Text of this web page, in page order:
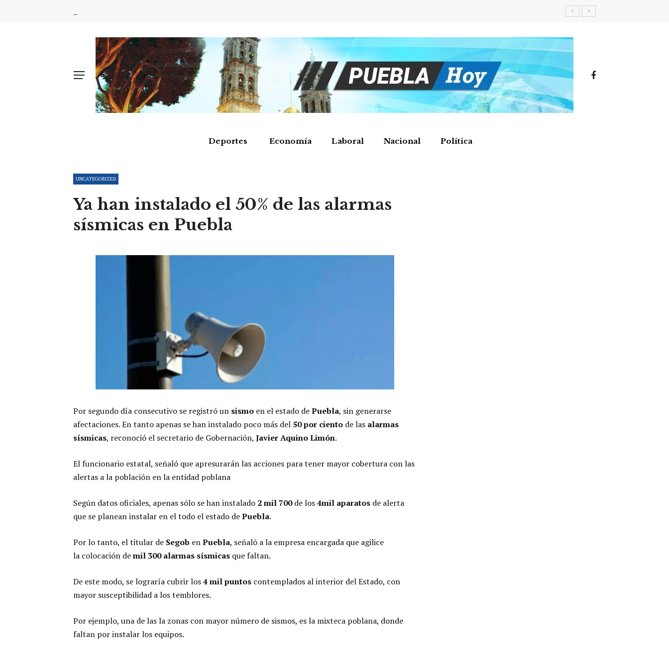
Deportes Economía Laboral Nacional Política
UNCATEGORIZED
Ya han instalado el 50% de las alarmas
sísmicas en Puebla
Por segundo día consecutivo se registró un sismo en el estado dePuebla, sin generarse
afectaciones. En tanto apenas se han instalado poco más del 50por ciento de las alarmas
sísmicas, reconoció el secretario de Gobernación, JavierAquinoLimón.
El funcionario estatal, señaló que apresurarán las acciones para tener mayor cobertura con las
alertas a la población en la entidad poblana
Según datos oficiales, apenas sólo se han instalado 2mil700de los4mil aparatos de alerta
que se planean instalar en el todo el estado dePuebla.
Por lo tanto, el titular de Segob enPuebla, señaló a la empresa encargada que agilice
la colocación demil 300 alarmas sísmicas que faltan.
De este modo, se lograría cubrir los4milpuntos contemplados al interior del Estado, con
mayor susceptibilidad a los temblores.
Por ejemplo, una de las la zonas con mayor número de sismos, es la mixteca poblana, donde
faltan por instalar los equipos.